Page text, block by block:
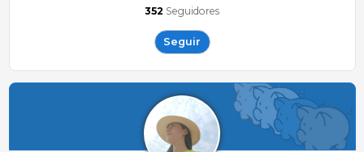
352 Seguidores
Seguir